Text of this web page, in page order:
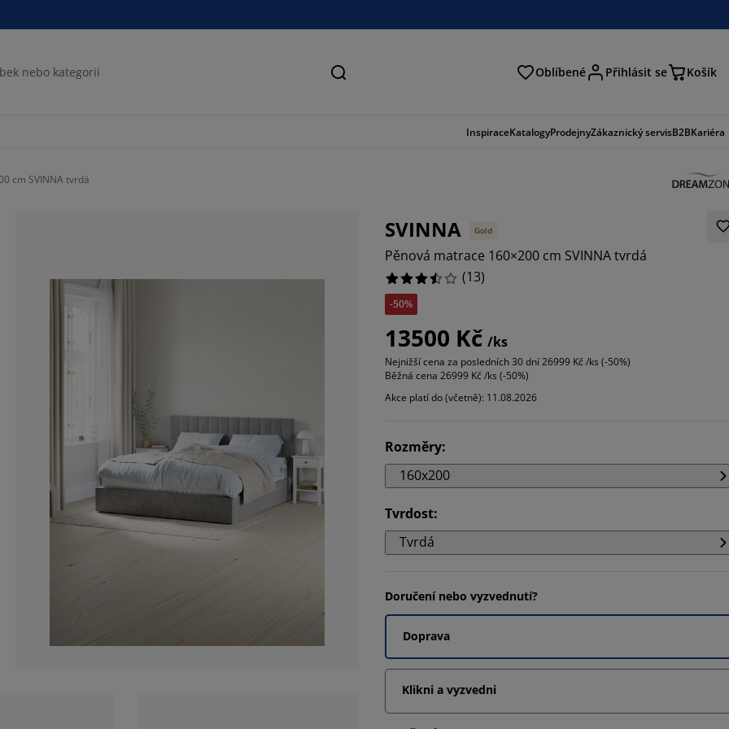
Hledat Oblíbené Přihlásit se Košík
InspiraceKatalogyProdejnyZákaznický servisB2BKariéra
cm SVINNA tvrdá
SVINNA Gold
Pěnová matrace 160×200 cm SVINNA tvrdá
(13)
-50%
13500 Kč /ks
Nejnižší cena za posledních 30 dní26999 Kč /ks (-50%)
Běžná cena 26999 Kč /ks (-50%)
Akce platí do (včetně): 11.08.2026
Rozměry:
160x200
Tvrdost:
Tvrdá
Doručení nebo vyzvednutí?
Doprava
Klikni a vyzvedni
30.76923076923077%